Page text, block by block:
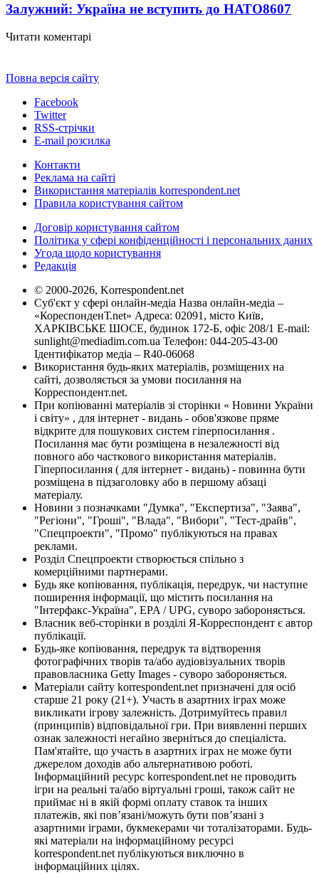
Залужний: Україна не вступить до НАТО8607
Читати коментарі
Повна версія сайту
Facebook
Twitter
RSS-стрічки
E-mail розсилка
Контакти
Реклама на сайті
Використання матеріалів korrespondent.net
Правила користування сайтом
Договір користування сайтом
Політика у сфері конфіденційності і персональних даних
Угода щодо користування
Редакція
© 2000-2026, Korrespondent.net
Суб'єкт у сфері онлайн-медіа Назва онлайн-медіа –
«КореспонденТ.net» Адреса: 02091, місто Київ,
ХАРКІВСЬКЕ ШОСЕ, будинок 172-Б, офіс 208/1 E-mail:
sunlight@mediadim.com.ua Телефон: 044-205-43-00
Ідентифікатор медіа – R40-06068
Використання будь-яких матеріалів, розміщених на
сайті, дозволяється за умови посилання на
Корреспондент.net.
При копіюванні матеріалів зі сторінки « Новини України
і світу» , для інтернет - видань - обов'язкове пряме
відкрите для пошукових систем гіперпосилання .
Посилання має бути розміщена в незалежності від
повного або часткового використання матеріалів.
Гіперпосилання ( для інтернет - видань) - повинна бути
розміщена в підзаголовку або в першому абзаці
матеріалу.
Новини з позначками "Думка", "Експертиза", "Заява",
"Регіони", "Гроші", "Влада", "Вибори", "Тест-драйв",
"Спецпроекти", "Промо" публікуються на правах
реклами.
Розділ Спецпроекти створюється спільно з
комерційними партнерами.
Будь яке копіювання, публікація, передрук, чи наступне
поширення інформації, що містить посилання на
"Інтерфакс-Україна", EPA / UPG, суворо забороняється.
Власник веб-сторінки в розділі Я-Корреспондент є автор
публікації.
Будь-яке копіювання, передрук та відтворення
фотографічних творів та/або аудіовізуальних творів
правовласника Getty Images - суворо забороняється.
Матеріали сайту korrespondent.net призначені для осіб
старше 21 року (21+). Участь в азартних іграх може
викликати ігрову залежність. Дотримуйтесь правил
(принципів) відповідальної гри. При виявленні перших
ознак залежності негайно зверніться до спеціаліста.
Пам'ятайте, що участь в азартних іграх не може бути
джерелом доходів або альтернативою роботі.
Інформаційний ресурс korrespondent.net не проводить
ігри на реальні та/або віртуальні гроші, також сайт не
приймає ні в якій формі оплату ставок та інших
платежів, які пов’язані/можуть бути пов’язані з
азартними іграми, букмекерами чи тоталізаторами. Будь-
які матеріали на інформаційному ресурсі
korrespondent.net публікуються виключно в
інформаційних цілях.